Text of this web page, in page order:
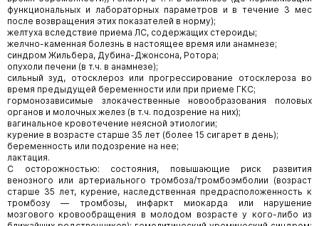
функциональных и лабораторных параметров и в течение 3 мес
после возвращения этих показателей в норму);
желтуха вследствие приема ЛС, содержащих стероиды;
желчно-каменная болезнь в настоящее время или анамнезе;
синдром Жильбера, Дубина-Джонсона, Ротора;
опухоли печени (в т.ч. в анамнезе);
сильный зуд, отосклероз или прогрессирование отосклероза во
время предыдущей беременности или при приеме ГКС;
гормонозависимые злокачественные новообразования половых
органов и молочных желез (в т.ч. подозрение на них);
вагинальное кровотечение неясной этиологии;
курение в возрасте старше 35 лет (более 15 сигарет в день);
беременность или подозрение на нее;
лактация.
С осторожностью: состояния, повышающие риск развития
венозного или артериального тромбоза/тромбоэмболии (возраст
старше 35 лет, курение, наследственная предрасположенность к
тромбозу — тромбозы, инфаркт миокарда или нарушение
мозгового кровообращения в молодом возрасте у кого-либо из